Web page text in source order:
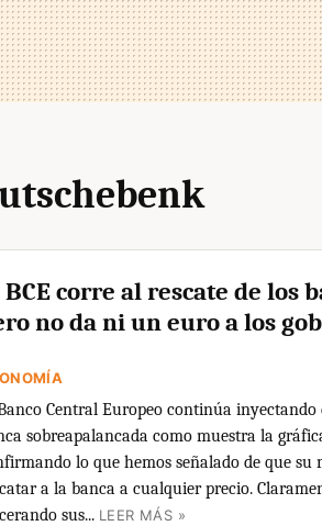
BCE corre al rescate de los
no da ni un euro a los
Central Europeo continúa
sobreapalancada como muestra la
lo que hemos señalado de que su
a la banca a cualquier precio.
sus... LEER MÁS »